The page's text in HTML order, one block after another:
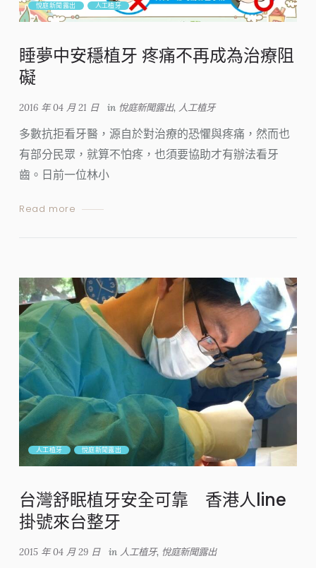
悅庭新聞露出 人工植牙
睡夢中安穩植牙 疼痛不再成為治療阻
礙
2016 年 04 月 21 日 in 悅庭新聞露出, 人工植牙
多數抗拒看牙醫，源自於對治療的恐懼與疼痛，然而也
有部分民眾，就算不怕疼，也須要協助才有辦法看牙
齒。日前一位林小
Read more
人工植牙 悅庭新聞露出
台灣舒眠植牙安全可靠 香港人line
掛號來台整牙
2015 年 04 月 29 日 in 人工植牙, 悅庭新聞露出